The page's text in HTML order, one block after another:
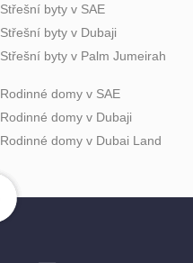
Střešní byty v SAE
Střešní byty v Dubaji
Střešní byty v Palm Jumeirah
Rodinné domy v SAE
Rodinné domy v Dubaji
Rodinné domy v Dubai Land